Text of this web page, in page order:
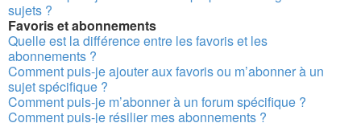
sujets ?
Favoris et abonnements
Quelle est la différence entre les favoris et les
abonnements ?
Comment puis-je ajouter aux favoris ou m’abonner à un
sujet spécifique ?
Comment puis-je m’abonner à un forum spécifique ?
Comment puis-je résilier mes abonnements ?